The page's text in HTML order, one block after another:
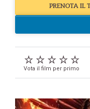
PRENOTA IL
Vota il film per primo